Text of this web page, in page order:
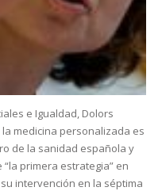
e Igualdad, Dolors
medicina personalizada es
de la sanidad española y
primera estrategia” en
intervención en la séptima